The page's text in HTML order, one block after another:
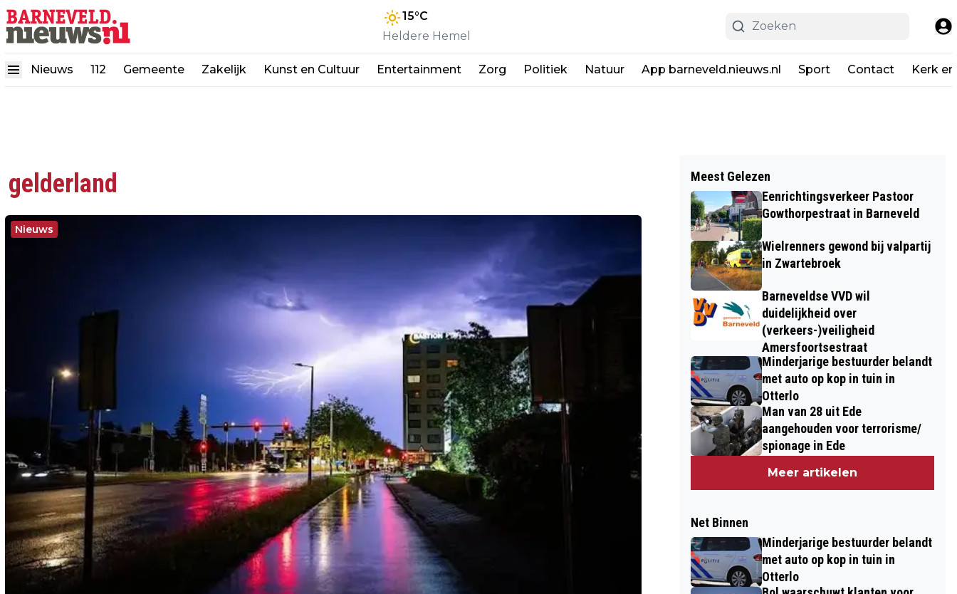
15°C
Heldere Hemel
Nieuws 112 Gemeente Zakelijk Kunst en Cultuur Entertainment Zorg Politiek Natuur App barneveld.nieuws.nl Sport Contact Kerk
gelderland
Nieuws
Meest Gelezen
Eenrichtingsverkeer Pastoor
Gowthorpestraat in Barneveld
Wielrenners gewond bij valpartij
in Zwartebroek
Barneveldse VVD wil
duidelijkheid over
(verkeers-)veiligheid
Amersfoortsestraat
Minderjarige bestuurder belandt
met auto op kop in tuin in
Otterlo
Man van 28 uit Ede
aangehouden voor terrorisme/
spionage in Ede
Meer artikelen
Net Binnen
Minderjarige bestuurder belandt
met auto op kop in tuin in
Otterlo